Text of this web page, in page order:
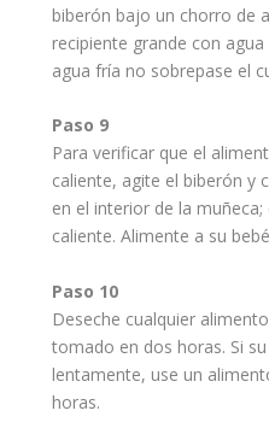
biberón bajo un chorro de
recipiente grande con
agua fría no sobrepase el
Paso 9
Para verificar que el
caliente, agite el biberón y
en el interior de la
caliente. Alimente a su
Paso 10
Deseche cualquier
tomado en dos horas. Si
lentamente, use un
horas.